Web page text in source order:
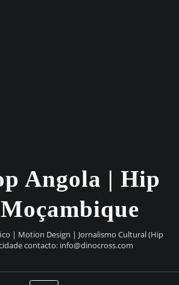
Angola | Hip
| Motion Design | Jornalismo Cultural (Hip
contacto: info@dinocross.com